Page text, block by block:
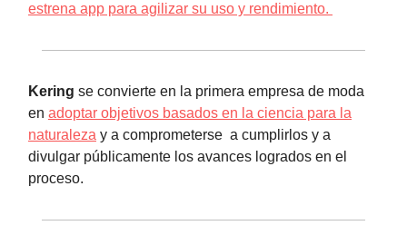
estrena app para agilizar su uso y rendimiento.
Kering se convierte en la primera empresa de moda
en adoptar objetivos basados ​​en la ciencia para la
naturaleza y a comprometerse a cumplirlos y a
divulgar públicamente los avances logrados en el
proceso.